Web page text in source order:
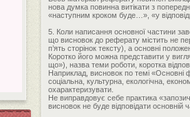
нова думка повинна витікати з
«наступним кроком буде…», «у
5. Коли написання основної частини
що висновок до реферату містить не
п’ять сторінок тексту), а основні
Коротко його можна представити у
що»), назва теми роботи, коротка
Наприклад, висновок по темі «Основні
соціальна, культурна, екологічна,
охарактеризувати.
Не виправдовує себе практика
висновок не буде відповідати основній